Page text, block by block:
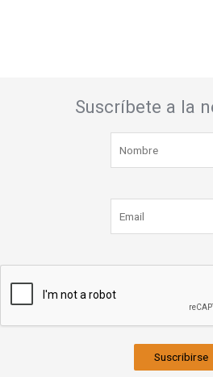
Suscríbete a la
Suscribirse